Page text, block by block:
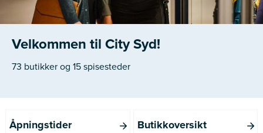
Velkommen til City Syd!
73 butikker og 15 spisesteder
Åpningstider Butikkoversikt